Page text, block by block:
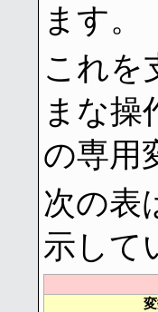
ます。
これを
まな操
の専用
次の表
示して